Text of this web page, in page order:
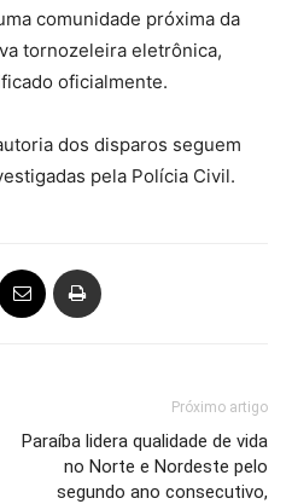
comunidade próxima da
tornozeleira eletrônica,
oficialmente.
dos disparos seguem
pela Polícia Civil.
Próximo artigo
Paraíba lidera qualidade de vida
no Norte e Nordeste pelo
segundo ano consecutivo,